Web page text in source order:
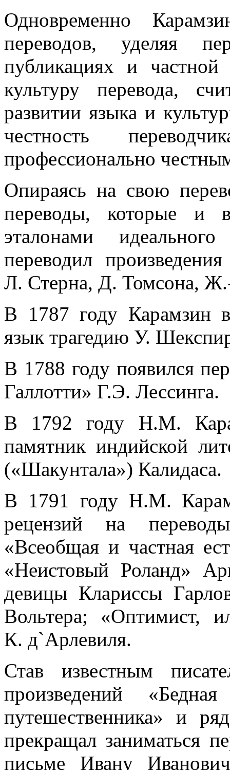
Одновременно
переводов, уделяя
публикациях и
культуру перевода,
развитии языка и
честность
профессионально
Опираясь на свою
переводы, которые и
эталонами
переводил
Л. Стерна, Д. Томсона,
В 1787 году Карамзин
язык трагедию У.
В 1788 году появился
Галлотти» Г.Э. Лессинга.
В 1792 году Н.М.
памятник индийской
(«Шакунтала») Калидаса.
В 1791 году Н.М.
рецензий на
«Всеобщая и частная
«Неистовый Роланд»
девицы Клариссы
Вольтера; «Оптимист,
К. д`Арлевиля.
Став известным
произведений
путешественника» и
прекращал заниматься
письме Ивану